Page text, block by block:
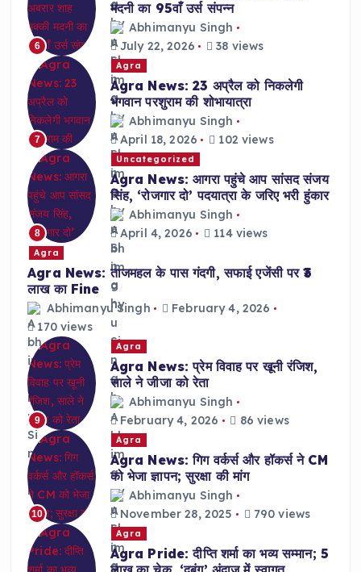
6
मदनी का 95वाँ उर्स संपन्न
Abhimanyu Singh
July 22, 2026
38 views
7
Agra
Agra News: 23 अप्रैल को निकलेगी
भगवान परशुराम की शोभायात्रा
Abhimanyu Singh
April 18, 2026
102 views
8
Uncategorized
Agra News: आगरा पहुंचे आप सांसद संजय
सिंह, ‘रोजगार दो’ पदयात्रा के जरिए भरी हुंकार
Abhimanyu Singh
April 4, 2026
114 views
Agra
Agra News: ताजमहल के पास गंदगी, सफाई एजेंसी पर ₹3
लाख का Fine
Abhimanyu Singh
February 4, 2026
170 views
9
Agra
Agra News: प्रेम विवाह पर खूनी रंजिश,
साले ने जीजा को रेता
Abhimanyu Singh
February 4, 2026
86 views
10
Agra
Agra News: गिग वर्कर्स और हॉकर्स ने CM
को भेजा ज्ञापन; सुरक्षा की मांग
Abhimanyu Singh
November 28, 2025
790 views
Agra
Agra Pride: दीप्ति शर्मा का भव्य सम्मान; 5